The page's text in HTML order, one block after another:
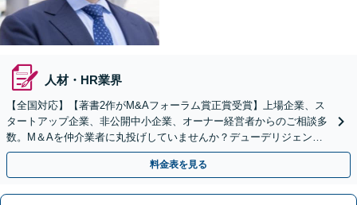
人材・HR業界
【全国対応】【著書2作がM&Aフォーラム賞正賞受賞】上場企業、ス
タートアップ企業、非公開中小企業、オーナー経営者からのご相談多
数。M＆Aを仲介業者に丸投げしていませんか？デューデリジェンス
や契約書作成・交渉はお任せください【初回無料】
料金表を見る